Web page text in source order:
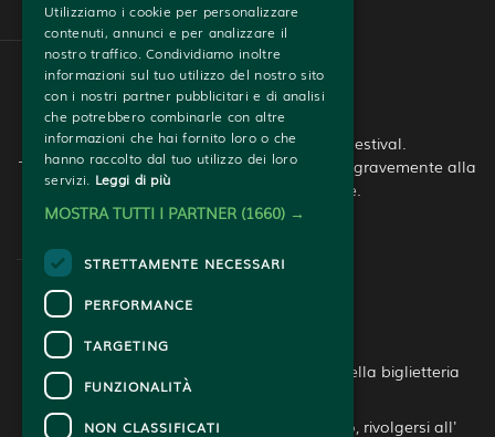
© Copyright - 2026 - Roma Whisky Festival.
Tutti i diritti riservati. L’abuso di alcool nuoce gravemente alla
salute. Bere con moderazione.
Per informazioni e supporto all'acquisto della biglietteria
Per informazioni sul programma e l'evento, rivolgersi all'
Utilizziamo i cookie per personalizzare
contenuti, annunci e per analizzare il
nostro traffico. Condividiamo inoltre
informazioni sul tuo utilizzo del nostro sito
con i nostri partner pubblicitari e di analisi
che potrebbero combinarle con altre
informazioni che hai fornito loro o che
hanno raccolto dal tuo utilizzo dei loro
servizi. Leggi di più
MOSTRA TUTTI I PARTNER (1660) →
STRETTAMENTE NECESSARI
PERFORMANCE
TARGETING
FUNZIONALITÀ
NON CLASSIFICATI